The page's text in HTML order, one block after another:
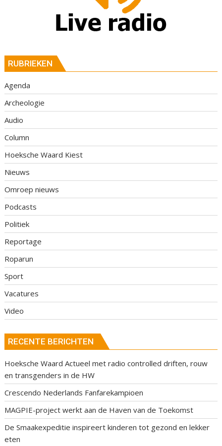
RUBRIEKEN
Agenda
Archeologie
Audio
Column
Hoeksche Waard Kiest
Nieuws
Omroep nieuws
Podcasts
Politiek
Reportage
Roparun
Sport
Vacatures
Video
RECENTE BERICHTEN
Hoeksche Waard Actueel met radio controlled driften, rouw
en transgenders in de HW
Crescendo Nederlands Fanfarekampioen
MAGPIE-project werkt aan de Haven van de Toekomst
De Smaakexpeditie inspireert kinderen tot gezond en lekker
eten